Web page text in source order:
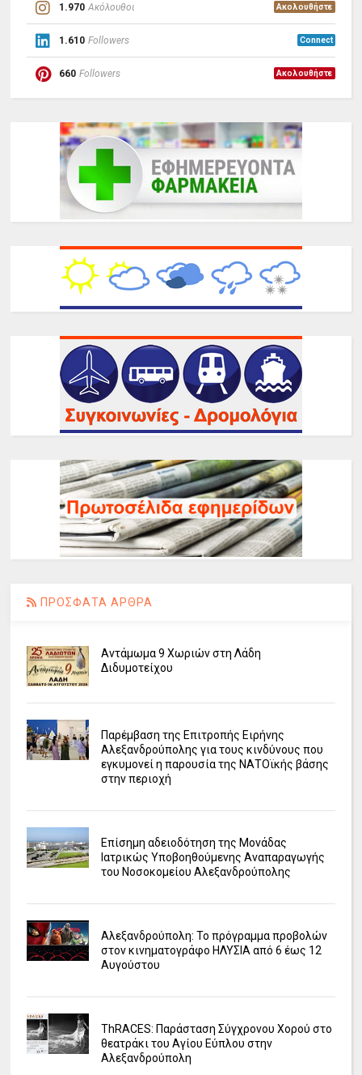
1.970 Ακόλουθοι Ακολουθήστε
1.610 Followers Connect
660 Followers Ακολουθήστε
ΠΡΟΣΦΑΤΑ ΑΡΘΡΑ
Αντάμωμα 9 Χωριών στη Λάδη
Διδυμοτείχου
Παρέμβαση της Επιτροπής Ειρήνης
Αλεξανδρούπολης για τους κινδύνους που
εγκυμονεί η παρουσία της ΝΑΤΟϊκής βάσης
στην περιοχή
Επίσημη αδειοδότηση της Μονάδας
Ιατρικώς Υποβοηθούμενης Αναπαραγωγής
του Νοσοκομείου Αλεξανδρούπολης
Αλεξανδρούπολη: Το πρόγραμμα προβολών
στον κινηματογράφο ΗΛΥΣΙΑ από 6 έως 12
Αυγούστου
ΤhRACES: Παράσταση Σύγχρονου Χορού στο
θεατράκι του Αγίου Εύπλου στην
Αλεξανδρούπολη